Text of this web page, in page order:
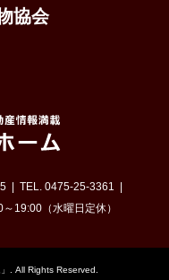
協会
TEL. 0475-25-3361
19:00（水曜日定休）
. All Rights Reserved.